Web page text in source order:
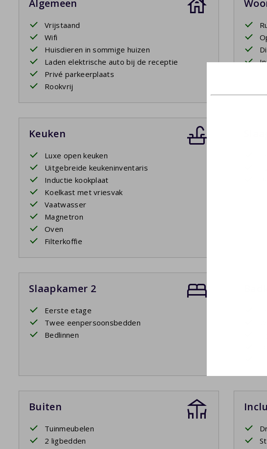
Algemeen
Vrijstaand
Wifi
Huisdieren in sommige huizen
Laden elektrische auto bij de receptie
Privé parkeerplaats
Rookvrij
Keuken
Luxe open keuken
Uitgebreide keukeninventaris
Inductie kookplaat
Koelkast met vriesvak
Vaatwasser
Magnetron
Oven
Filterkoffie
Slaapkamer 2
Eerste etage
Twee eenpersoonsbedden
Bedlinnen
Buiten
Tuinmeubelen
2 ligbedden